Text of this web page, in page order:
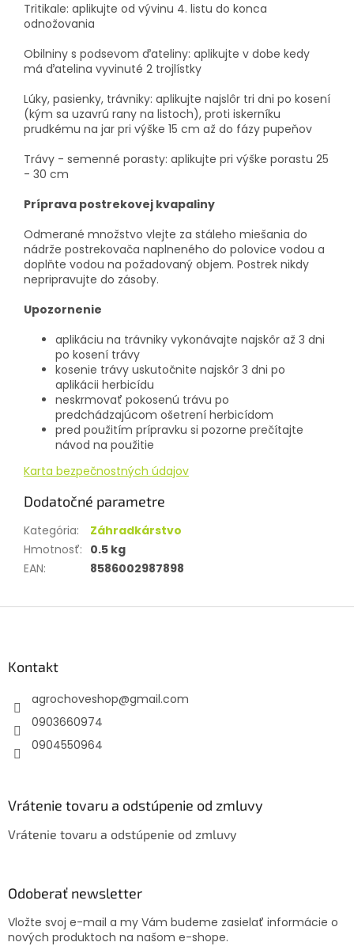
Tritikale: aplikujte od vývinu 4. listu do konca
odnožovania
Obilniny s podsevom ďateliny: aplikujte v dobe kedy
má ďatelina vyvinuté 2 trojlístky
Lúky, pasienky, trávniky: aplikujte najslôr tri dni po kosení
(kým sa uzavrú rany na listoch), proti iskerníku
prudkému na jar pri výške 15 cm až do fázy pupeňov
Trávy - semenné porasty: aplikujte pri výške porastu 25
- 30 cm
Príprava postrekovej kvapaliny
Odmerané množstvo vlejte za stáleho miešania do
nádrže postrekovača naplneného do polovice vodou a
doplňte vodou na požadovaný objem. Postrek nikdy
nepripravujte do zásoby.
Upozornenie
aplikáciu na trávniky vykonávajte najskôr až 3 dni
po kosení trávy
kosenie trávy uskutočnite najskôr 3 dni po
aplikácii herbicídu
neskrmovať pokosenú trávu po
predchádzajúcom ošetrení herbicídom
pred použitím prípravku si pozorne prečítajte
návod na použitie
Karta bezpečnostných údajov
Dodatočné parametre
Kategória:
Záhradkárstvo
Hmotnosť: 0.5 kg
EAN: 8586002987898
Kontakt
agrochoveshop@gmail.com
0903660974
0904550964
Vrátenie tovaru a odstúpenie od zmluvy
Vrátenie tovaru a odstúpenie od zmluvy
Odoberať newsletter
Vložte svoj e-mail a my Vám budeme zasielať informácie o
nových produktoch na našom e-shope.